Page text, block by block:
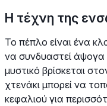
Η τέχνη της
Το πέπλο είναι ένα
να συνδυαστεί άψογα
μυστικό βρίσκεται
χτενάκι μπορεί να
κεφαλιού για